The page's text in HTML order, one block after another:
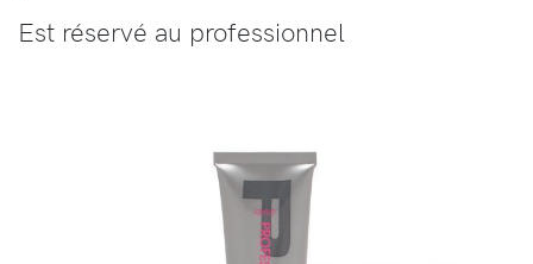
Est réservé au professionnel